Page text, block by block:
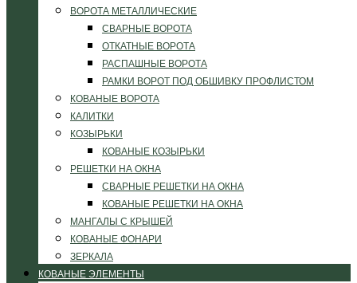
ВОРОТА МЕТАЛЛИЧЕСКИЕ
СВАРНЫЕ ВОРОТА
ОТКАТНЫЕ ВОРОТА
РАСПАШНЫЕ ВОРОТА
РАМКИ ВОРОТ ПОД ОБШИВКУ ПРОФЛИСТОМ
КОВАНЫЕ ВОРОТА
КАЛИТКИ
КОЗЫРЬКИ
КОВАНЫЕ КОЗЫРЬКИ
РЕШЕТКИ НА ОКНА
СВАРНЫЕ РЕШЕТКИ НА ОКНА
КОВАНЫЕ РЕШЕТКИ НА ОКНА
МАНГАЛЫ С КРЫШЕЙ
КОВАНЫЕ ФОНАРИ
ЗЕРКАЛА
КОВАНЫЕ ЭЛЕМЕНТЫ